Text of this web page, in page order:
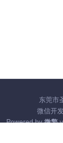
东莞市
微信开
Powered by微擎